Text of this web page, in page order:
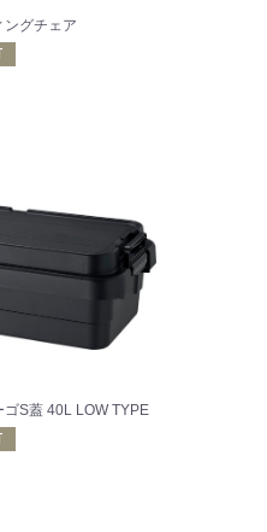
ングチェア
S蓋 40L LOW TYPE